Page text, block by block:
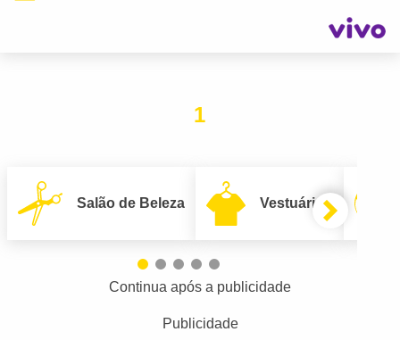
1
Salão de Beleza Vestuário
Continua após a publicidade
Publicidade